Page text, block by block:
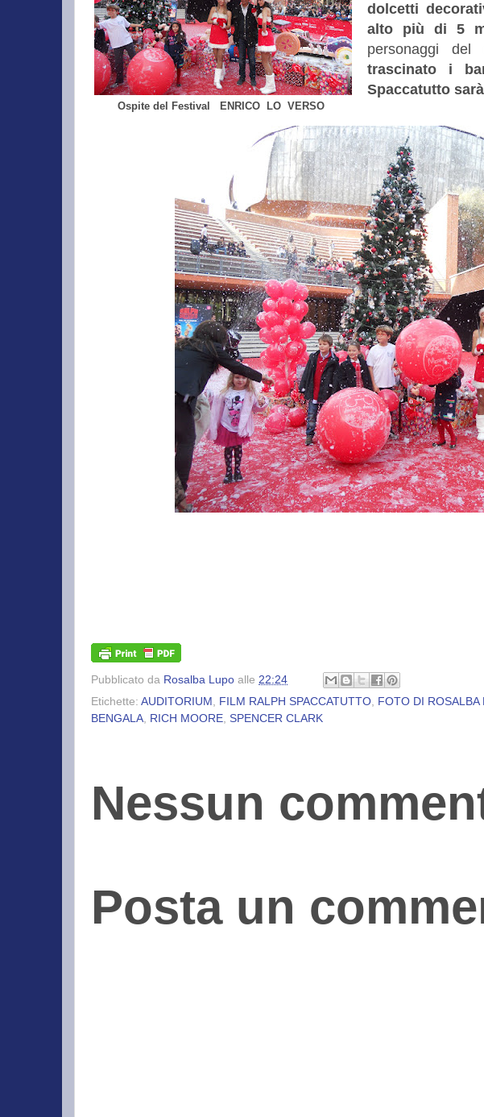
Ospite del Festival ENRICO LO VERSO
dolcetti
alto
più di 5
personaggi
trascinato i
Spaccatutto
Pubblicato da Rosalba Lupo alle 22:24
Etichette: AUDITORIUM , FILM RALPH SPACCATUTTO, FOTO DI ROSALBA
BENGALA, RICH MOORE, SPENCER CLARK
Nessun
Posta un